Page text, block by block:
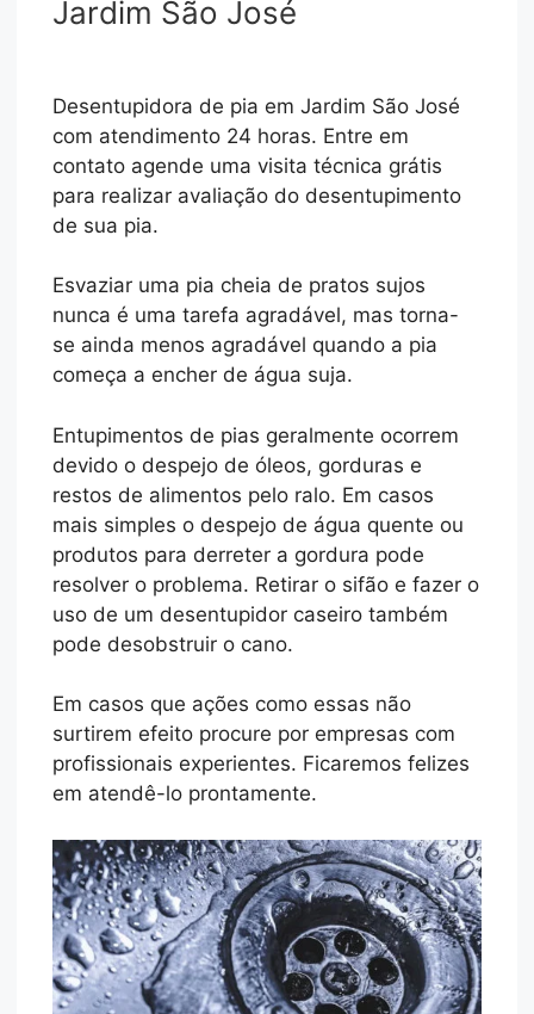
Jardim São José
Desentupidora de pia em Jardim São José
com atendimento 24 horas. Entre em
contato agende uma visita técnica grátis
para realizar avaliação do desentupimento
de sua pia.
Esvaziar uma pia cheia de pratos sujos
nunca é uma tarefa agradável, mas torna-
se ainda menos agradável quando a pia
começa a encher de água suja.
Entupimentos de pias geralmente ocorrem
devido o despejo de óleos, gorduras e
restos de alimentos pelo ralo. Em casos
mais simples o despejo de água quente ou
produtos para derreter a gordura pode
resolver o problema. Retirar o sifão e fazer o
uso de um desentupidor caseiro também
pode desobstruir o cano.
Em casos que ações como essas não
surtirem efeito procure por empresas com
profissionais experientes. Ficaremos felizes
em atendê-lo prontamente.